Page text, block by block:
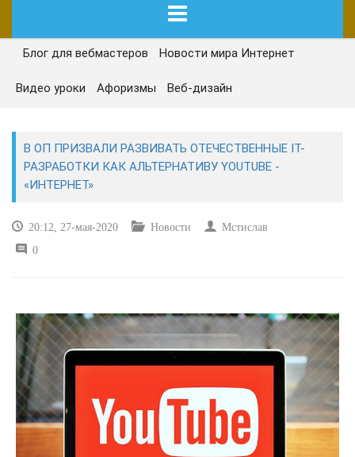
ГЛАВНАЯ
СЕГОДНЯ
ИНТЕРНЕТ И СВЯЗЬ
Блог для вебмастеров Новости мира Интернет
Видео уроки Афоризмы Веб-дизайн
В ОП ПРИЗВАЛИ РАЗВИВАТЬ ОТЕЧЕСТВЕННЫЕ IT-
РАЗРАБОТКИ КАК АЛЬТЕРНАТИВУ YOUTUBE -
«ИНТЕРНЕТ»
20:12, 27-мая-2020 Новости
Мстислав
0